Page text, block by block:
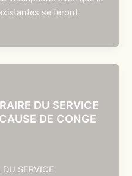
se feront
DU SERVICE
DE CONGE
DU SERVICE